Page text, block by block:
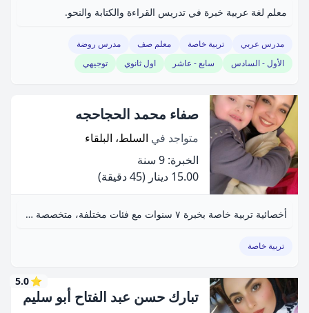
معلم لغة عربية خبرة في تدريس القراءة والكتابة والنحو.
مدرس عربي تربية خاصة معلم صف
مدرس روضة
الأول - السادس
سابع - عاشر اول ثانوي توجيهي
صفاء محمد الحجاحجه
متواجد في السلط، البلقاء
الخبرة: 9 سنة
15.00 دينار
(45 دقيقة)
أخصائية تربية خاصة بخبرة ٧ سنوات مع فئات مختلفة، متخصصة في تدريب الأهالي بأسلوب عملي، تتميز بالصبر والمرونة والدقة.
تربية خاصة
⭐
5.0
تبارك حسن عبد الفتاح أبو سليم